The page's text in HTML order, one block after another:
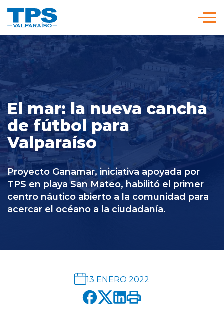
Somos TPS
Nuestra Visión Estratégica
Servicios y Tarifas
Políticas y Procedimientos
Prensa
El mar: la nueva cancha
de fútbol para
Valparaíso
Proyecto Ganamar, iniciativa apoyada por
TPS en playa San Mateo, habilitó el primer
centro náutico abierto a la comunidad para
acercar el océano a la ciudadanía.
13 ENERO 2022